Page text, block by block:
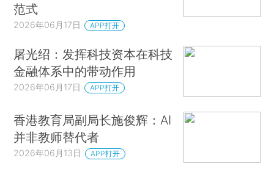
范式
2026年06月17日 APP打开
屠光绍：发挥科技资本在科技
金融体系中的带动作用
2026年06月17日 APP打开
香港教育局副局长施俊辉：AI
并非教师替代者
2026年06月13日 APP打开